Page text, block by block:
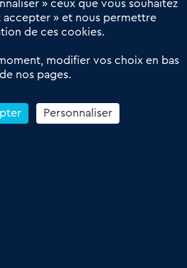
national dédié aux transactions
au service du commerce de
» ceux que vous souhaitez
accepter » et nous permettre
de ces cookies.
modifier vos choix en bas
de nos pages.
Personnaliser